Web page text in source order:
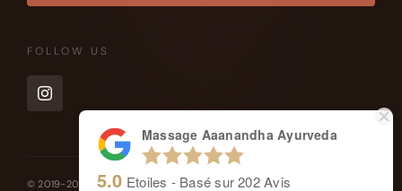
FOLLOW US
© 2019-2026 Massage Aaanandha Ayurveda – Soins – Genève
Massage Aaanandha Ayurveda
5.0 Etoiles - Basé sur202Avis